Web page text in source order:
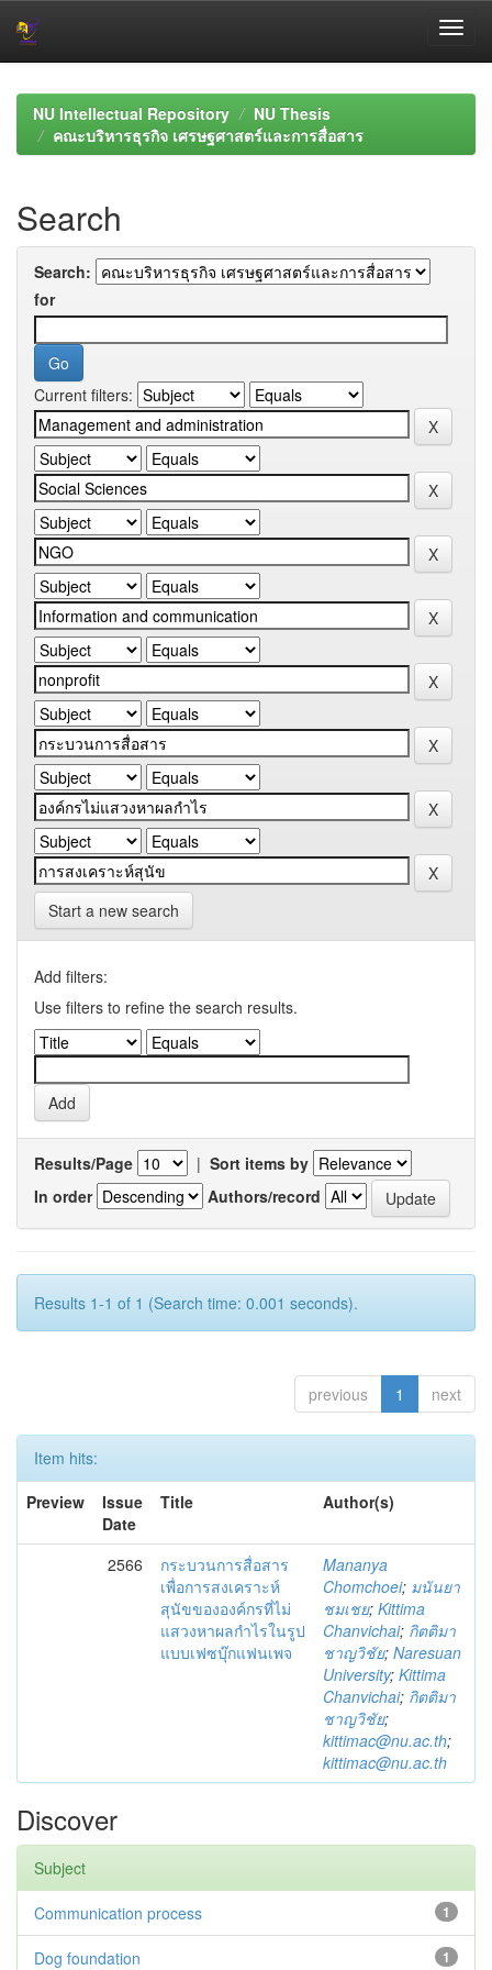
navigationNU Intellectual Repository
NU Thesis
คณะบริหารธุรกิจ เศรษฐศาสตร์และการสื่อสาร
Search
Search:
for
Current filters:
Start a new search
Add filters:
Use filters to refine the search results.
Results/Page | Sort items by
In order
Authors/record
Results 1-1 of 1 (Search time: 0.001 seconds).
previous 1 next
Item hits:
Preview
Issue
Date
Title Author(s)
2566
กระบวนการสื่อสาร
เพื่อการสงเคราะห์
สุนัขขององค์กรที่ไม่
แสวงหาผลกำไรในรูป
แบบเฟซบุ๊กแฟนเพจ
Mananya
Chomchoei; มนันยา
ชมเชย; Kittima
Chanvichai; กิตติมา
ชาญวิชัย; Naresuan
University; Kittima
Chanvichai; กิตติมา
ชาญวิชัย;
kittimac@nu.ac.th;
kittimac@nu.ac.th
Discover
Subject
1
Communication process
1
Dog foundation